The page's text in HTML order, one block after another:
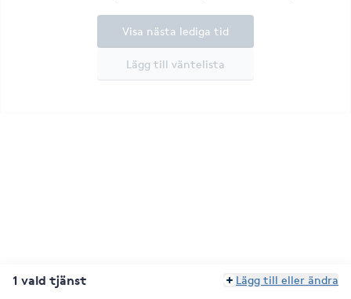
Lägg till väntelista
Visa nästa lediga tid
1 vald tjänst Lägg till eller ändra